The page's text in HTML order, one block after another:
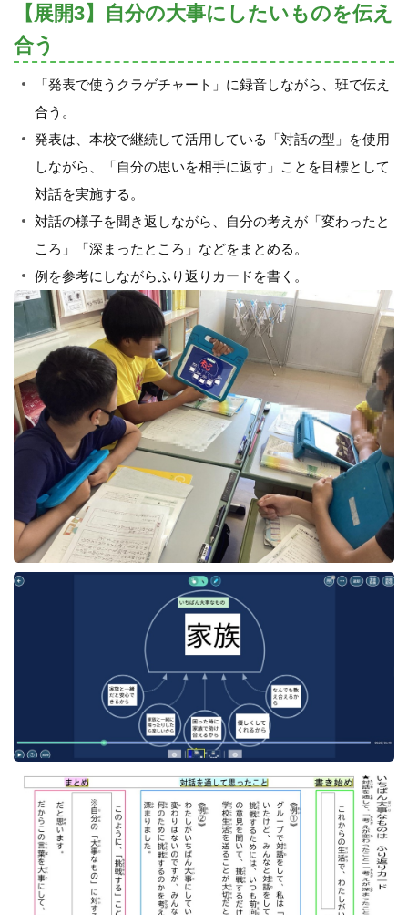
【展開3】自分の大事にしたいものを伝え
合う
「発表で使うクラゲチャート」に録音しながら、班で伝え
合う。
発表は、本校で継続して活用している「対話の型」を使用
しながら、「自分の思いを相手に返す」ことを目標として
対話を実施する。
対話の様子を聞き返しながら、自分の考えが「変わったと
ころ」「深まったところ」などをまとめる。
例を参考にしながらふり返りカードを書く。